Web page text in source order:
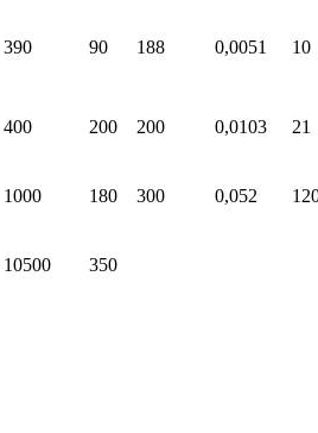
390 90 188 0,0051 10
400 200 200 0,0103 21
1000 180 300 0,052
10500 350